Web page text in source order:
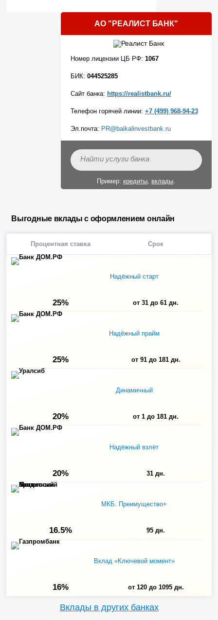
АО "РЕАЛИСТ БАНК"
Номер лицензии ЦБ РФ: 1067
БИК: 044525285
Сайт банка: https://realistbank.ru/
Телефон горячей линии: +7 (499) 968-94-23
Эл.почта: PR@baikalinvestbank.ru
Пример: кредиты, вклады.
Выгодные вклады с оформлением онлайн
Процентная ставка Срок
Надёжный старт
25% от 31 до 61 дн.
Надёжный прайм
25% от 91 до 181 дн.
Динамичный
20% от 1 до 181 дн.
Надёжный взлёт
20% 31 дн.
МКБ. Преимущество+
16.5% 95 дн.
Вклад «Ключевой момент»
16% от 120 до 1095 дн.
Вклады в других банках